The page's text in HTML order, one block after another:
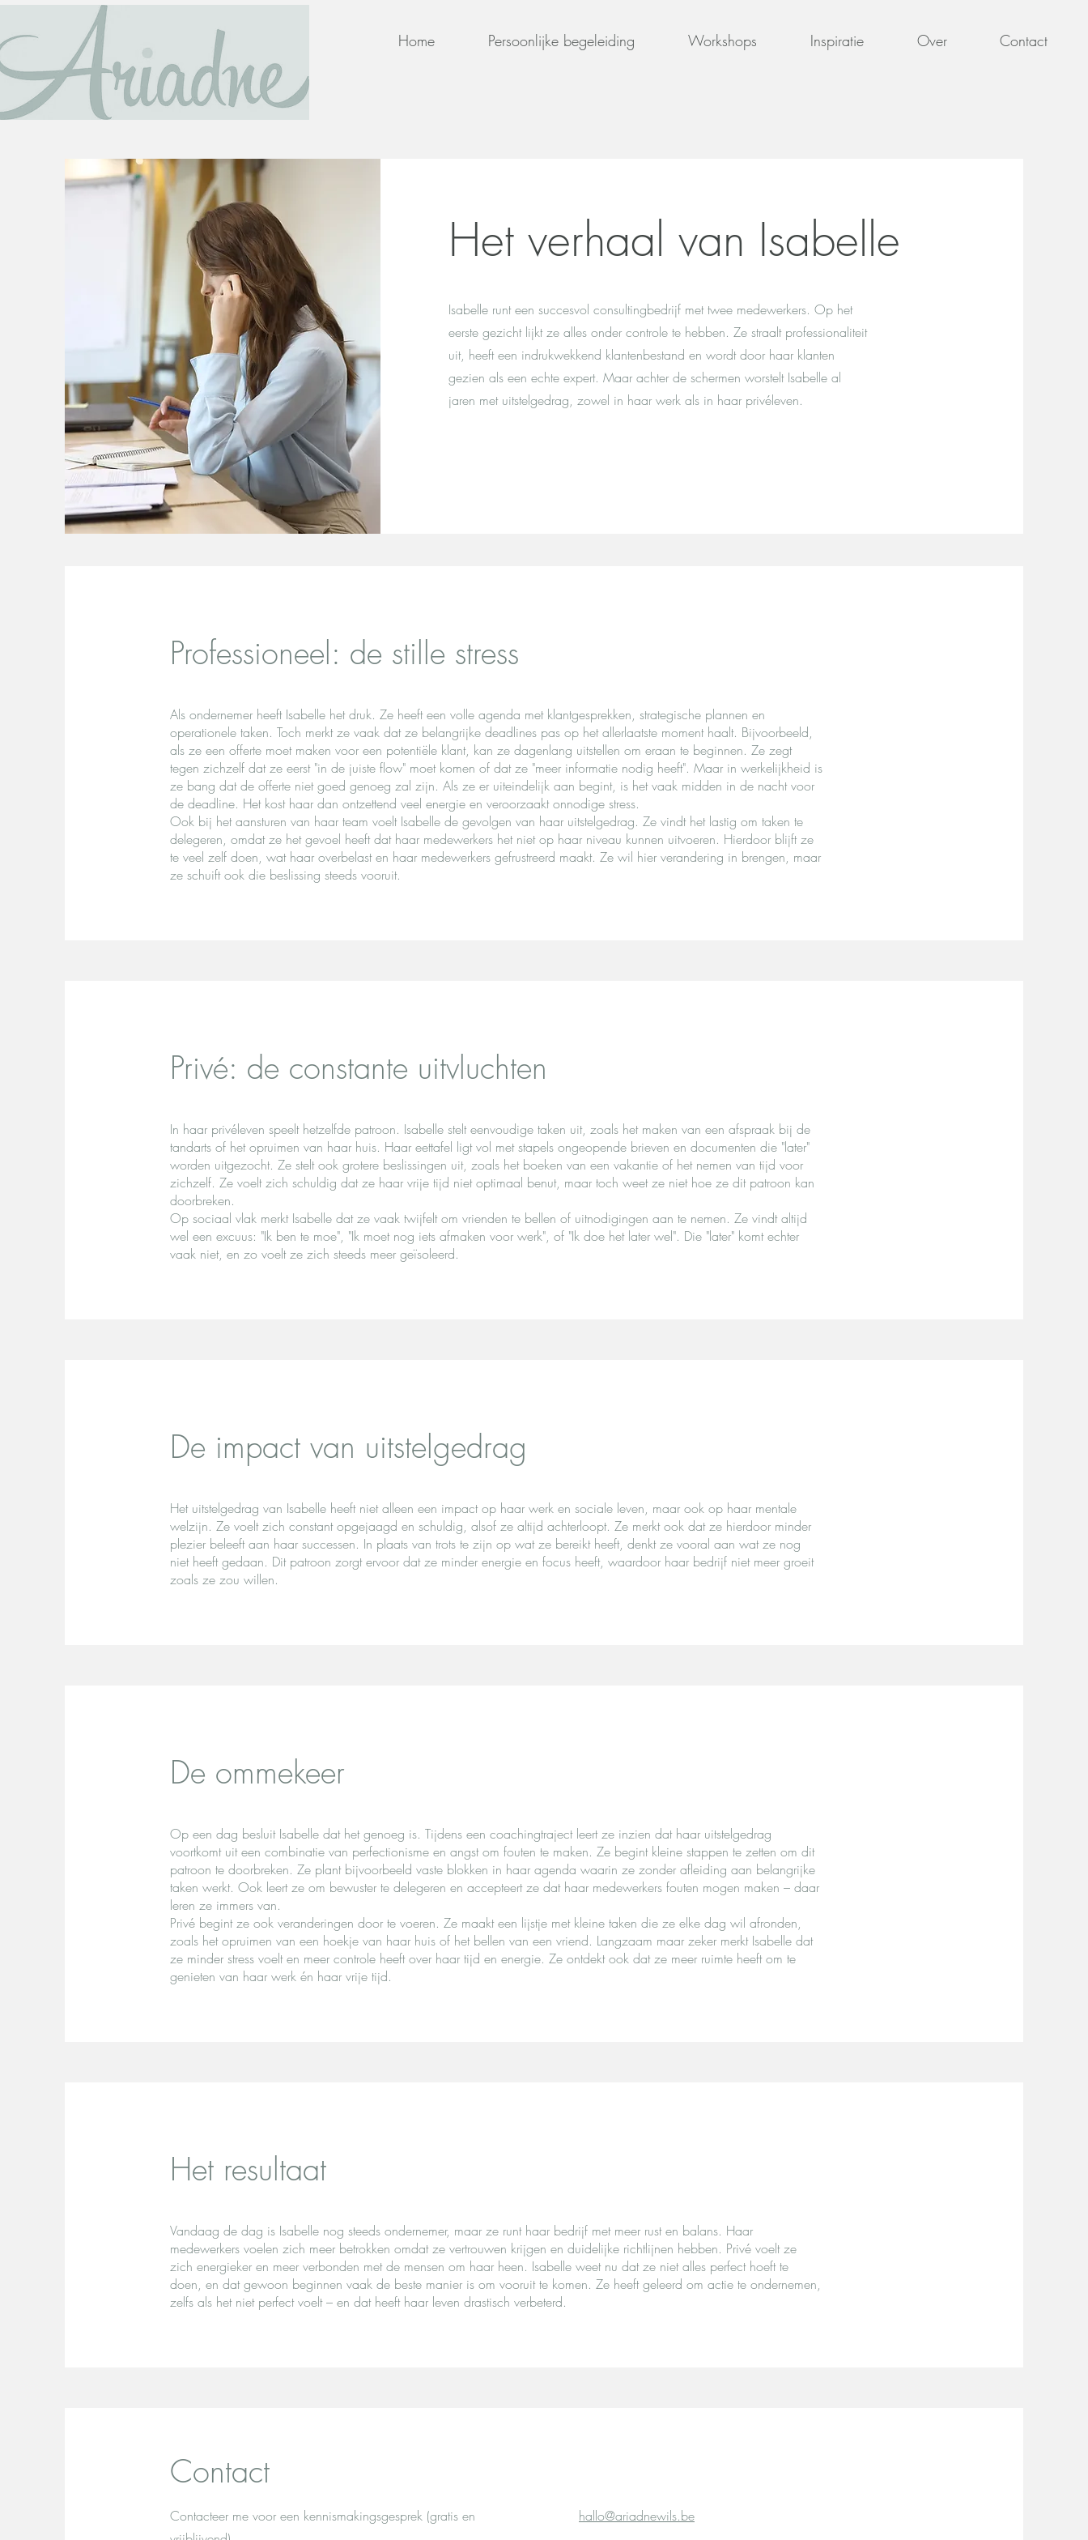
Home Persoonlijke begeleiding Workshops Inspiratie Over Contact
Het verhaal van Isabelle
Isabelle runt een succesvol consultingbedrijf met twee medewerkers. Op het
eerste gezicht lijkt ze alles onder controle te hebben. Ze straalt professionaliteit
uit, heeft een indrukwekkend klantenbestand en wordt door haar klanten
gezien als een echte expert. Maar achter de schermen worstelt Isabelle al
jaren met uitstelgedrag, zowel in haar werk als in haar privéleven.
Professioneel: de stille stress
Als ondernemer heeft Isabelle het druk. Ze heeft een volle agenda met klantgesprekken, strategische plannen en
operationele taken. Toch merkt ze vaak dat ze belangrijke deadlines pas op het allerlaatste moment haalt. Bijvoorbeeld,
als ze een offerte moet maken voor een potentiële klant, kan ze dagenlang uitstellen om eraan te beginnen. Ze zegt
tegen zichzelf dat ze eerst "in de juiste flow" moet komen of dat ze "meer informatie nodig heeft". Maar in werkelijkheid is
ze bang dat de offerte niet goed genoeg zal zijn. Als ze er uiteindelijk aan begint, is het vaak midden in de nacht voor
de deadline. Het kost haar dan ontzettend veel energie en veroorzaakt onnodige stress.
Ook bij het aansturen van haar team voelt Isabelle de gevolgen van haar uitstelgedrag. Ze vindt het lastig om taken te
delegeren, omdat ze het gevoel heeft dat haar medewerkers het niet op haar niveau kunnen uitvoeren. Hierdoor blijft ze
te veel zelf doen, wat haar overbelast en haar medewerkers gefrustreerd maakt. Ze wil hier verandering in brengen, maar
ze schuift ook die beslissing steeds vooruit.
Privé: de constante uitvluchten
In haar privéleven speelt hetzelfde patroon. Isabelle stelt eenvoudige taken uit, zoals het maken van een afspraak bij de
tandarts of het opruimen van haar huis. Haar eettafel ligt vol met stapels ongeopende brieven en documenten die "later"
worden uitgezocht. Ze stelt ook grotere beslissingen uit, zoals het boeken van een vakantie of het nemen van tijd voor
zichzelf. Ze voelt zich schuldig dat ze haar vrije tijd niet optimaal benut, maar toch weet ze niet hoe ze dit patroon kan
doorbreken.
Op sociaal vlak merkt Isabelle dat ze vaak twijfelt om vrienden te bellen of uitnodigingen aan te nemen. Ze vindt altijd
wel een excuus: "Ik ben te moe", "Ik moet nog iets afmaken voor werk", of "Ik doe het later wel". Die "later" komt echter
vaak niet, en zo voelt ze zich steeds meer geïsoleerd.
De impact van uitstelgedrag
Het uitstelgedrag van Isabelle heeft niet alleen een impact op haar werk en sociale leven, maar ook op haar mentale
welzijn. Ze voelt zich constant opgejaagd en schuldig, alsof ze altijd achterloopt. Ze merkt ook dat ze hierdoor minder
plezier beleeft aan haar successen. In plaats van trots te zijn op wat ze bereikt heeft, denkt ze vooral aan wat ze nog
niet heeft gedaan. Dit patroon zorgt ervoor dat ze minder energie en focus heeft, waardoor haar bedrijf niet meer groeit
zoals ze zou willen.
De ommekeer
Op een dag besluit Isabelle dat het genoeg is. Tijdens een coachingtraject leert ze inzien dat haar uitstelgedrag
voortkomt uit een combinatie van perfectionisme en angst om fouten te maken. Ze begint kleine stappen te zetten om dit
patroon te doorbreken. Ze plant bijvoorbeeld vaste blokken in haar agenda waarin ze zonder afleiding aan belangrijke
taken werkt. Ook leert ze om bewuster te delegeren en accepteert ze dat haar medewerkers fouten mogen maken – daar
leren ze immers van.
Privé begint ze ook veranderingen door te voeren. Ze maakt een lijstje met kleine taken die ze elke dag wil afronden,
zoals het opruimen van een hoekje van haar huis of het bellen van een vriend. Langzaam maar zeker merkt Isabelle dat
ze minder stress voelt en meer controle heeft over haar tijd en energie. Ze ontdekt ook dat ze meer ruimte heeft om te
genieten van haar werk én haar vrije tijd.
Het resultaat
Vandaag de dag is Isabelle nog steeds ondernemer, maar ze runt haar bedrijf met meer rust en balans. Haar
medewerkers voelen zich meer betrokken omdat ze vertrouwen krijgen en duidelijke richtlijnen hebben. Privé voelt ze
zich energieker en meer verbonden met de mensen om haar heen. Isabelle weet nu dat ze niet alles perfect hoeft te
doen, en dat gewoon beginnen vaak de beste manier is om vooruit te komen. Ze heeft geleerd om actie te ondernemen,
zelfs als het niet perfect voelt – en dat heeft haar leven drastisch verbeterd.
Contact
Contacteer me voor een kennismakingsgesprek (gratis en
hallo@ariadnewils.be